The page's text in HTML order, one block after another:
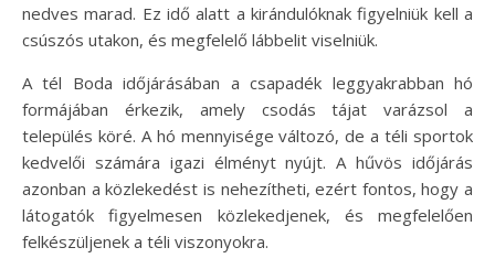
nedves marad. Ez idő alatt a kirándulóknak figyelniük kell a
csúszós utakon, és megfelelő lábbelit viselniük.
A tél Boda időjárásában a csapadék leggyakrabban hó
formájában érkezik, amely csodás tájat varázsol a
település köré. A hó mennyisége változó, de a téli sportok
kedvelői számára igazi élményt nyújt. A hűvös időjárás
azonban a közlekedést is nehezítheti, ezért fontos, hogy a
látogatók figyelmesen közlekedjenek, és megfelelően
felkészüljenek a téli viszonyokra.